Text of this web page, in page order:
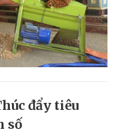
đẩy tiêu
số